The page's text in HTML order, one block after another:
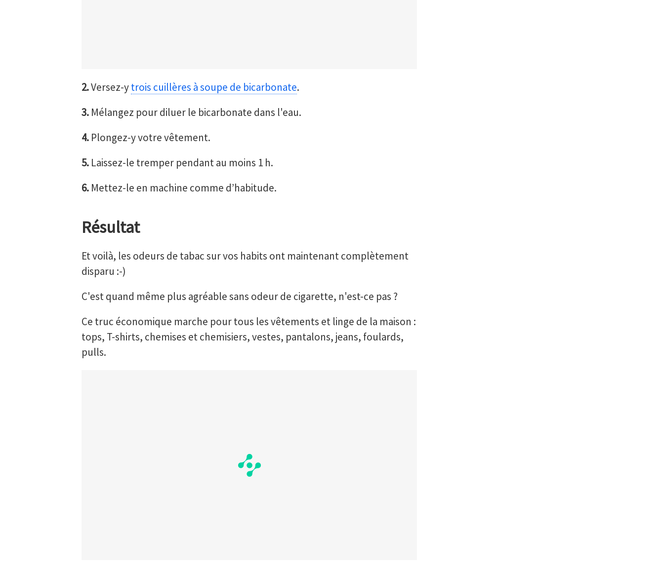
2.Versez-ytrois cuillères à soupe de bicarbonate.
3.Mélangez pour diluer le bicarbonate dans l'eau.
4.Plongez-y votre vêtement.
5.Laissez-le tremper pendant au moins 1 h.
6.Mettez-le en machine comme d’habitude.
Résultat
Et voilà, les odeurs de tabac sur vos habits ont maintenant complètement
disparu :-)
C'est quand même plus agréable sans odeur de cigarette, n'est-ce pas ?
Ce truc économique marche pour tous les vêtements et linge de la maison :
tops, T-shirts, chemises et chemisiers, vestes, pantalons, jeans, foulards,
pulls.